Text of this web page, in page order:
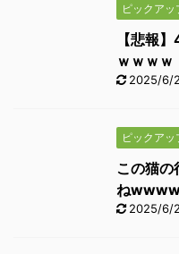
ピックアッ
【悲報
ｗｗｗｗ
2025/6/
ピックアッ
この猫の
ね
2025/6/